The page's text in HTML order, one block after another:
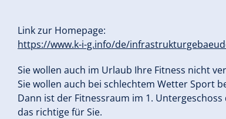
Link zur Homepage:
https://www.k-i-g.info/de/
Sie wollen auch im Urlaub Ihre Fitness nicht
Sie wollen auch bei schlechtem Wetter Sport
Dann ist der Fitnessraum im 1.
das richtige für Sie.